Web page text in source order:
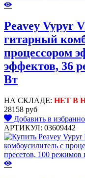
Peavey Vypyr
гитарный
процессором
эффектов, 36
Вт
НА СКЛАДЕ: НЕТ В
28158 руб
Добавить в
АРТИКУЛ: 03609442